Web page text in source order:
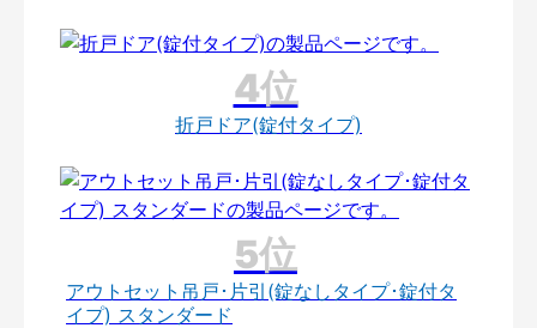
折戸ドア(錠付タイプ)
アウトセット吊戸･片引(錠なしタイプ･錠付タ
イプ) スタンダード